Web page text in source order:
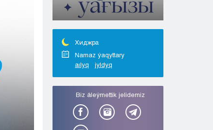
Semeı
Taldykorgan
Taraz
Týrkestan
Ýralsk
Ýst-Kamenogorsk
Shymkent
Хиджра
Namaz ýaqyttary
aılyq
jyldyq
Bіz áleýmettіk jelіdemіz